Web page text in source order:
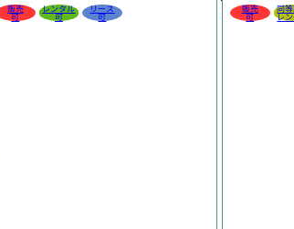
販売
可
レンタル
可
リース
可
販売
可
同
レ